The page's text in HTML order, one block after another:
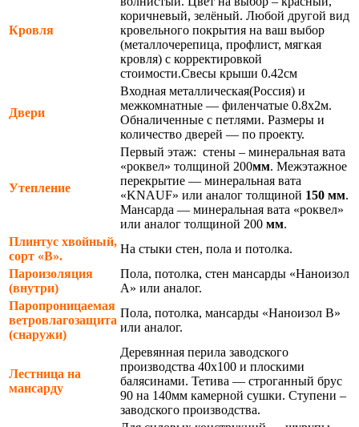
Кровля
коричневый, зелёный. Любой другой вид
кровельного покрытия на ваш выбор
(металлочерепица, профлист, мягкая
кровля) с корректировкой
стоимости.Свесы крыши 0.42см
Двери
Входная металлическая(Россия) и
межкомнатные — филенчатые 0.8х2м.
Обналиченные с петлями. Размеры и
количество дверей — по проекту.
Утепление
Первый этаж: стены – минеральная вата
«роквел» толщиной 200мм. Межэтажное
перекрытие — минеральная вата
«KNAUF» или аналог толщиной 150 мм.
Мансарда — минеральная вата «роквел»
или аналог толщиной 200 мм.
Плинтус хвойный,
сорт «В».
На стыки стен, пола и потолка.
Пароизоляция
(внутри)
Пола, потолка, стен мансарды «Наноизол
А» или аналог.
Паропроницаемая
ветровлагозащита
(снаружи)
Пола, потолка, мансарды «Наноизол В»
или аналог.
Лестница на
мансарду
Деревянная перила заводского
производства 40х100 и плоскими
балясинами. Тетива — строганный брус
90 на 140мм камерной сушки. Ступени –
заводского производства.